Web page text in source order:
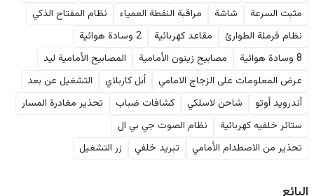
مثبت السرعة
شاشة مراقبة النقطة العمياء
نظام المفتاح الذكي
نظام فرملة الطوارئ
مقاعد كهربائية
2 وسادة هوائية
8 وسادة هوائية
مصابيح زينون الأمامية
المصابيح الأمامية ليد
عرض المعلومات على الزجاج الامامي
أبل كاربلاي
التشغيل عن بعد
أندرويد أوتو
شاحن لاسلكي كشافات ضباب
تحذير مغادرة المسار
ستائر خلفيه كهربائية
نظام الصوت جي بي ال
تحذير من الاصطدام الأمامي
تبريد خلفي زر التشغيل